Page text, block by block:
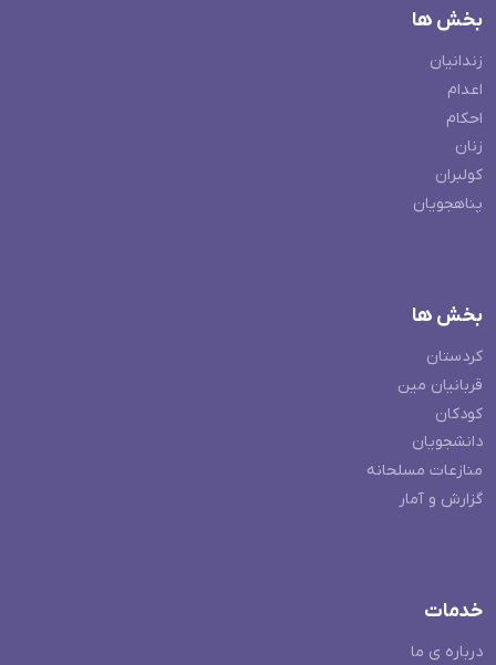
بخش ها
زندانیان
اعدام
احکام
زنان
کولبران
پناهجویان
بخش ها
کردستان
قربانیان مین
کودکان
دانشجویان
منازعات مسلحانه
گزارش و آمار
خدمات
درباره ی ما